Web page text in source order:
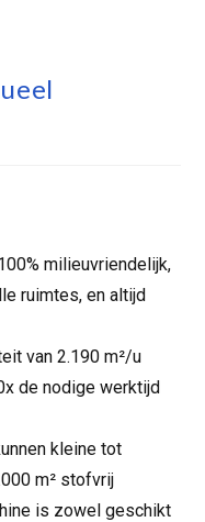
milieuvriendelijk,
ruimtes, en altijd
van 2.190 m²/u
de nodige werktijd
kleine tot
m² stofvrij
is zowel geschikt